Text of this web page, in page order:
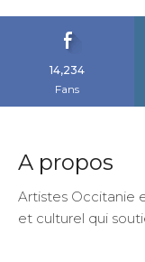
14,234
Fans
A propos
Artistes Occitanie
et culturel qui